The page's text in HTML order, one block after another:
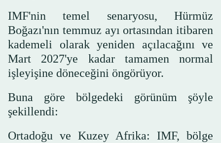
IMF'nin temel senaryosu, Hürmüz
Boğazı'nın temmuz ayı ortasından itibaren
kademeli olarak yeniden açılacağını ve
Mart 2027'ye kadar tamamen normal
işleyişine döneceğini öngörüyor.
Buna göre bölgedeki görünüm şöyle
şekillendi:
Ortadoğu ve Kuzey Afrika: IMF, bölge